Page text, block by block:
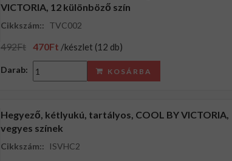
VICTORIA, 12 különböző szín
Cikkszám:: TVC002
492Ft 470Ft /készlet (12 db)
Darab: KOSÁRBA
Hegyező, kétlyukú, tartályos, COOL BY VICTORIA,
vegyes színek
Cikkszám:: ISVHC2